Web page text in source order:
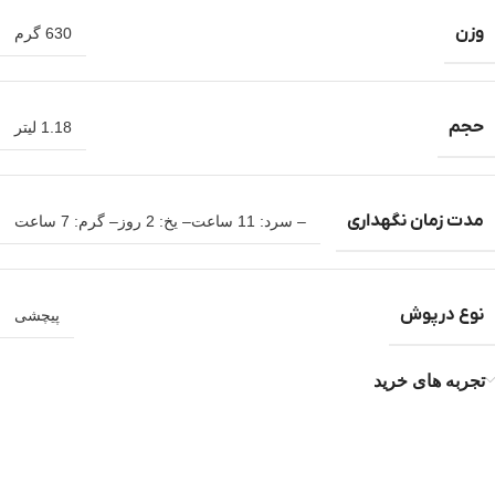
وزن 630 گرم
حجم 1.18 لیتر
مدت زمان نگهداری – سرد: 11 ساعت– یخ: 2 روز– گرم: 7 ساعت
نوع درپوش پیچشی
تجربه های خرید